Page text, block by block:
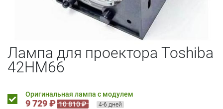
Лампа для проектора Toshiba
42HM66
Оригинальная лампа с модулем
9 729 ₽ 10 810 ₽ 4-6 дней